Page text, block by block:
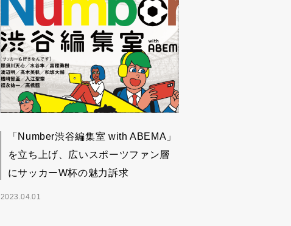
「Number渋谷編集室 with ABEMA」
を立ち上げ、広いスポーツファン層
にサッカーW杯の魅力訴求
2023.04.01